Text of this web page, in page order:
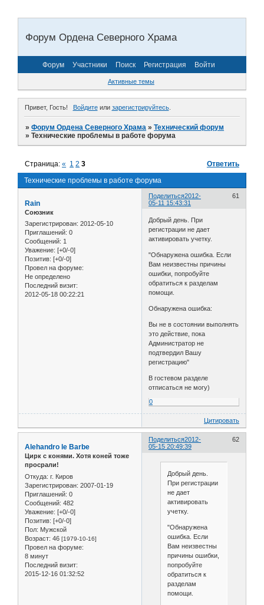
Форум Ордена Северного Храма
Форум Участники Поиск Регистрация Войти
Активные темы
Привет, Гость! Войдитеили зарегистрируйтесь.
»Форум Ордена Северного Храма »Технический форум
»Технические проблемы в работе форума
Технические проблемы в работе форума
Страница:« 1 2 3 Ответить
Поделиться 61
2012-
05-11 15:43:31
Rain
Союзник
Зарегистрирован: 2012-05-10
Приглашений: 0
Сообщений: 1
Уважение: [+0/-0]
Позитив: [+0/-0]
Провел на форуме:
Не определено
Последний визит:
2012-05-18 00:22:21
Добрый день. При
регистрации не дает
активировать учетку.
"Обнаружена ошибка. Если
Вам неизвестны причины
ошибки, попробуйте
обратиться к разделам
помощи.
Обнаружена ошибка:
Вы не в состоянии выполнять
это действие, пока
Администратор не
подтвердил Вашу
регистрацию"
В гостевом разделе
отписаться не могу)
0
Цитировать
Поделиться 62
2012-
05-15 20:49:39
Alehandro le Barbe
Цирк с конями. Хотя коней тоже
просрали!
Откуда: г. Киров
Зарегистрирован: 2007-01-19
Приглашений: 0
Сообщений: 482
Уважение: [+0/-0]
Позитив: [+0/-0]
Пол: Мужской
Возраст: 46 [1979-10-16]
Провел на форуме:
8 минут
Последний визит:
2015-12-16 01:32:52
Добрый день.
При регистрации
не дает
активировать
учетку.
"Обнаружена
ошибка. Если
Вам неизвестны
причины ошибки,
попробуйте
обратиться к
разделам
помощи.